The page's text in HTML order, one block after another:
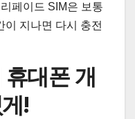
페이드 SIM은 보통
이 지나면 다시 충전
휴대폰 개
!